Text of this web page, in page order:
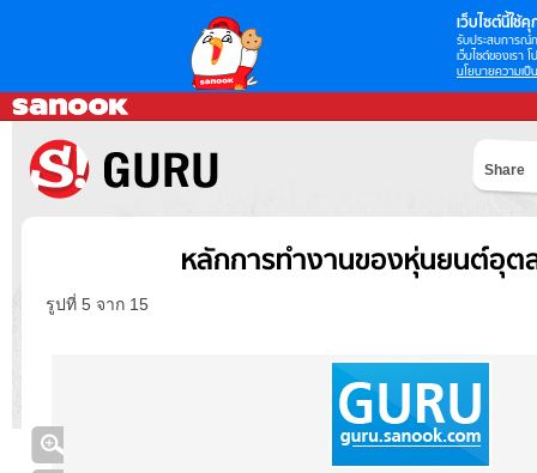
เว็บไซต์นี้ใช้คุ
รับประสบการณ์
เว็บไซต์ของเรา
นโยบายความเป็
Share
หลักการทำงานของหุ่นยนต์อุต
รูปที่ 5 จาก 15